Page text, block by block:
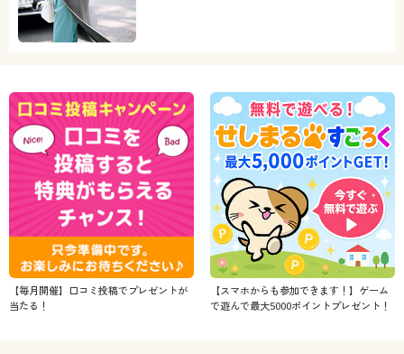
【毎月開催】口コミ投稿でプレゼントが
当たる！
【スマホからも参加できます！】ゲーム
で遊んで最大5000ポイントプレゼント！